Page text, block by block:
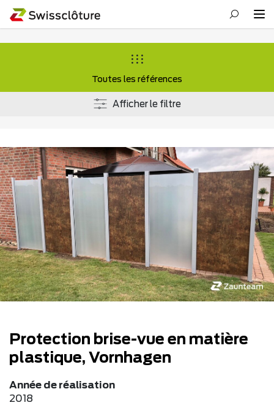
Toutes les références
Afficher le filtre
Protection brise-vue en matière
plastique, Vornhagen
Année de réalisation
2018